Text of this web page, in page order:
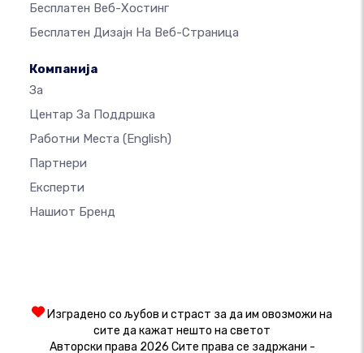
Бесплатен Веб-Хостинг
Бесплатен Дизајн На Веб-Страница
Компанија
За
Центар За Поддршка
Работни Места (English)
Партнери
Експерти
Нашиот Бренд
Изградено со љубов и страст за да им овозможи на
сите да кажат нешто на светот
Авторски права 2026 Сите права се задржани -